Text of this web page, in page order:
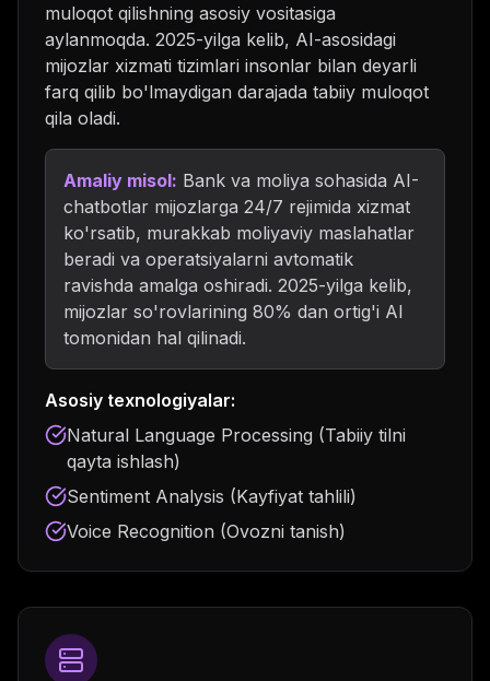
muloqot qilishning asosiy vositasiga
aylanmoqda. 2025-yilga kelib, AI-asosidagi
mijozlar xizmati tizimlari insonlar bilan deyarli
farq qilib bo'lmaydigan darajada tabiiy muloqot
qila oladi.
Amaliy misol: Bank va moliya sohasida AI-
chatbotlar mijozlarga 24/7 rejimida xizmat
ko'rsatib, murakkab moliyaviy maslahatlar
beradi va operatsiyalarni avtomatik
ravishda amalga oshiradi. 2025-yilga kelib,
mijozlar so'rovlarining 80% dan ortig'i AI
tomonidan hal qilinadi.
Asosiy texnologiyalar:
Natural Language Processing (Tabiiy tilni
qayta ishlash)
Sentiment Analysis (Kayfiyat tahlili)
Voice Recognition (Ovozni tanish)